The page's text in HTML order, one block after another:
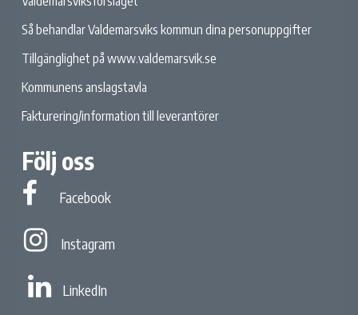
Så behandlar Valdemarsviks kommun dina personuppgifter
Tillgänglighet på www.valdemarsvik.se
Kommunens anslagstavla
Fakturering/information till leverantörer
Följ oss
Facebook
Facebook
Instagram
Instagram
LinkedIn
Linked In